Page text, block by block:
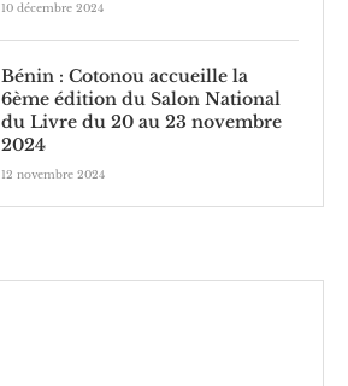
10 décembre 2024
Bénin : Cotonou accueille la
6ème édition du Salon National
du Livre du 20 au 23 novembre
2024
12 novembre 2024